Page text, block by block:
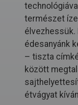
természet
élvezhessük.
édesanyánk
– tiszta
között
étvágyat